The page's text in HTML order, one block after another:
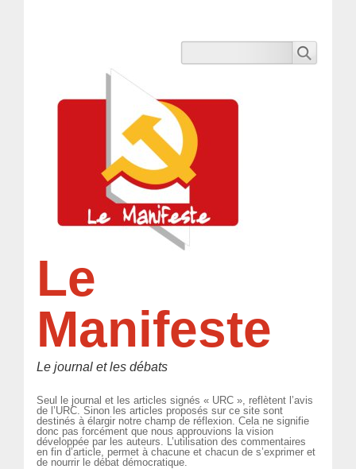
Le
Manifeste
Le journal et les débats
Seul le journal et les articles signés « URC », reflètent l’avis
de l’URC. Sinon les articles proposés sur ce site sont
destinés à élargir notre champ de réflexion. Cela ne signifie
donc pas forcément que nous approuvions la vision
développée par les auteurs. L’utilisation des commentaires
en fin d’article, permet à chacune et chacun de s’exprimer et
de nourrir le débat démocratique.